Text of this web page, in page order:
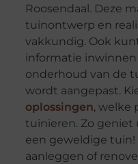
Roosendaal. Deze
tuinontwerp en
vakkundig. Ook
informatie
onderhoud van de
wordt aangepast.
oplossingen, welke
tuinieren. Zo geniet
een geweldige
aanleggen of